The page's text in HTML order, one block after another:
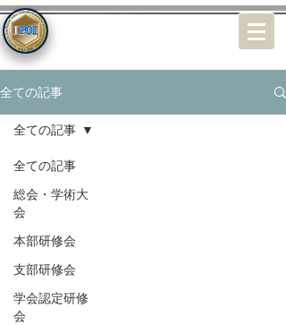
全ての記事
全ての記事
総会・学術大
会
本部研修会
支部研修会
学会認定研修
会
全ての記事